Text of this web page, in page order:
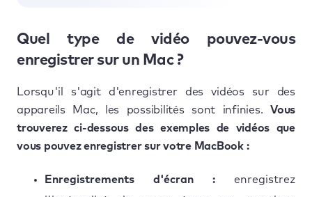
Quel type de vidéo pouvez-vous
enregistrer sur un Mac ?
Lorsqu'il s'agit d'enregistrer des vidéos sur des
appareils Mac, les possibilités sont infinies. Vous
trouverez ci-dessous des exemples de vidéos que
vous pouvez enregistrer sur votre MacBook :
Enregistrements d'écran : enregistrez